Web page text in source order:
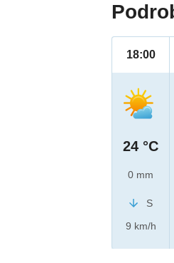
18:00
24 °C
0 mm
S
9 km/h